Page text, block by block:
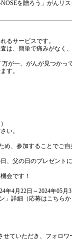
を贈ろう」がんリ
るサービスです。
は、簡単で痛みがなく
が一、がんが見つかっ
す。
い。
め、参加することでご
、父の日のプレゼント
会です！
4月22日～2024年05月
」詳細（応募はこちらか
せていただき、フォロ